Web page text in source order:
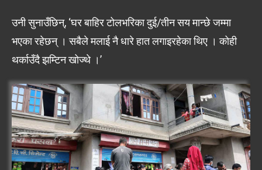
उनी सुनाउँछिन्, ‘घर बाहिर टोलभरिका दुई/तीन सय मान्छे जम्मा
भएका रहेछन् । सबैले मलाई नै धारे हात लगाइरहेका थिए । कोही
थर्काउँदै झम्टिन खोज्थे ।’